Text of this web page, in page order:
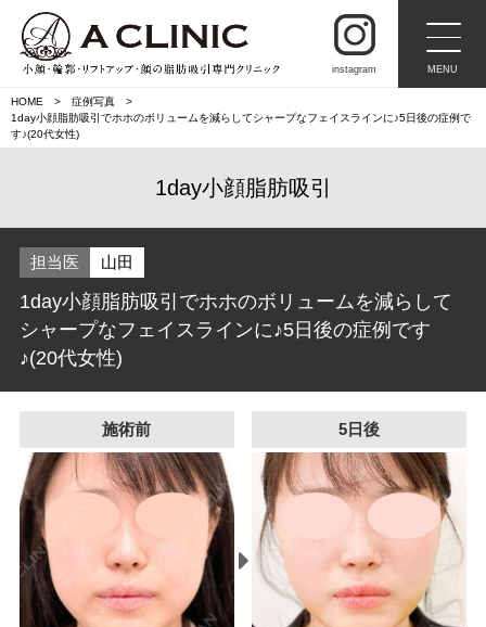
instagram MENU
HOME
症例写真
1day小顔脂肪吸引でホホのボリュームを減らしてシャープなフェイスラインに♪5日後の症例で
す♪(20代女性)
1day小顔脂肪吸引
担当医 山田
1day小顔脂肪吸引でホホのボリュームを減らして
シャープなフェイスラインに♪5日後の症例です
♪(20代女性)
施術前 5日後